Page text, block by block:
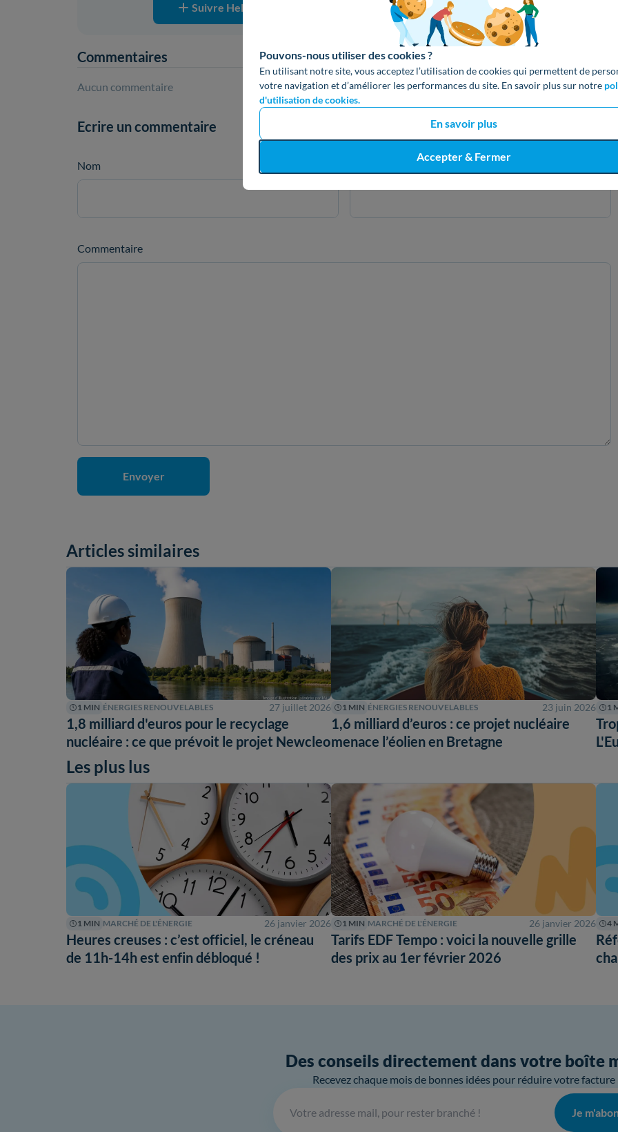
Pouvons-nous utiliser des cookies ?
En utilisant notre site, vous acceptez l’utilisation de cookies qui permettent de
votre navigation et d’améliorer les performances du site. En savoir plus sur notre
d'utilisation de cookies.
En savoir plus
Accepter & Fermer
Suivre Hello Watt sur Google
Copier le lien
Commentaires
Aucun commentaire
Ecrire un commentaire
Nom Adresse email (cachée)
Commentaire
Articles similaires
1 MIN ÉNERGIES RENOUVELABLES 27 juillet 2026
1,8 milliard d'euros pour le recyclage
nucléaire : ce que prévoit le projet Newcleo
1 MIN ÉNERGIES RENOUVELABLES 23 juin 2026
1,6 milliard d’euros : ce projet nucléaire
menace l’éolien en Bretagne
1
Les plus lus
1 MIN MARCHÉ DE L'ÉNERGIE 26 janvier 2026
Heures creuses : c’est officiel, le créneau
de 11h-14h est enfin débloqué !
1 MIN MARCHÉ DE L'ÉNERGIE 26 janvier 2026
Tarifs EDF Tempo : voici la nouvelle grille
des prix au 1er février 2026
4
Des conseils directement dans votre boîte
Recevez chaque mois de bonnes idées pour réduire votre facture
Je